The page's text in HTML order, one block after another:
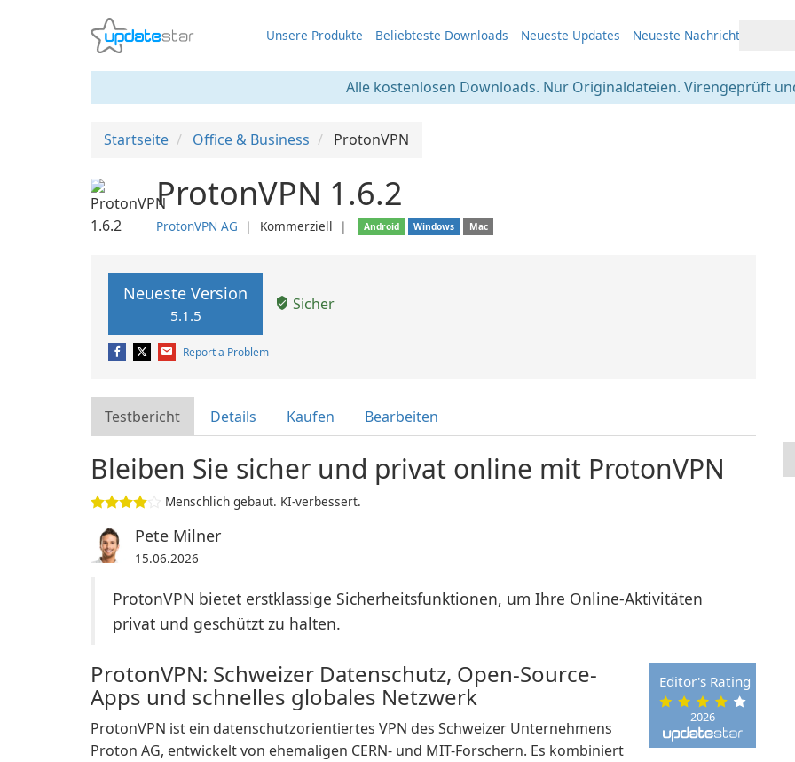
Unsere Produkte Beliebteste Downloads Neueste Updates Neueste Nachrichten
Alle kostenlosen Downloads. Nur Originaldateien. Virengeprüft
Startseite Office & Business ProtonVPN
ProtonVPN 1.6.2
ProtonVPN AG ❘ Kommerziell ❘ Android Windows Mac
Neueste Version
5.1.5
Sicher
Report a Problem
Testbericht Details Kaufen Bearbeiten
Bleiben Sie sicher und privat online mit ProtonVPN
Menschlich gebaut. KI-verbessert.
Pete Milner
15.06.2026
ProtonVPN bietet erstklassige Sicherheitsfunktionen, um Ihre Online-Aktivitäten
privat und geschützt zu halten.
2026
Editor's Rating
ProtonVPN: Schweizer Datenschutz, Open-Source-
Apps und schnelles globales Netzwerk
ProtonVPN ist ein datenschutzorientiertes VPN des Schweizer Unternehmens
Proton AG, entwickelt von ehemaligen CERN- und MIT-Forschern. Es kombiniert